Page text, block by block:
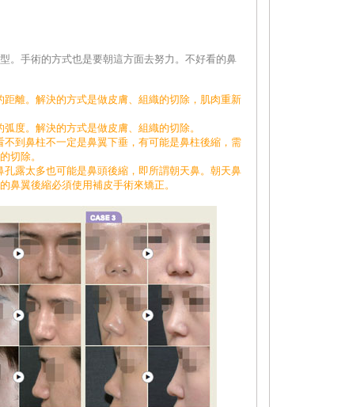
。手術的方式也是要朝這方面去努力。不好看的鼻
離。解決的方式是做皮膚、組織的切除，肌肉重新
度。解決的方式是做皮膚、組織的切除。
到鼻柱不一定是鼻翼下垂，有可能是鼻柱後縮，需
切除。
露太多也可能是鼻頭後縮，即所謂朝天鼻。朝天鼻
鼻翼後縮必須使用補皮手術來矯正。